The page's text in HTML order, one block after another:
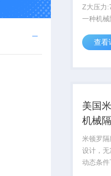
Z大压力
一种机
端：查看
美国
机械
米顿罗
设计，
动态条